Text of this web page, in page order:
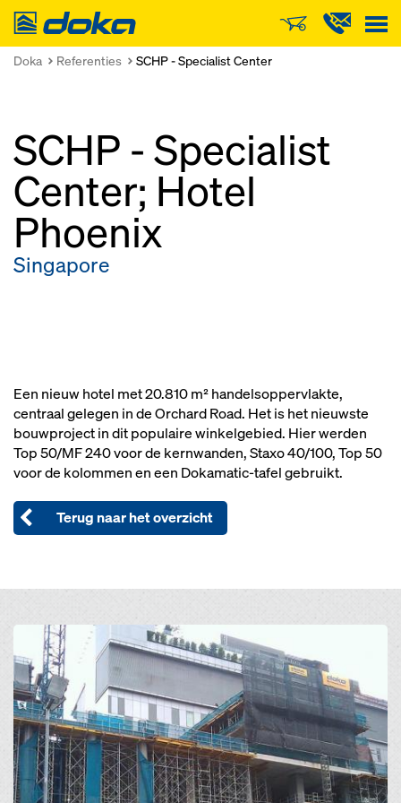
Doka
Doka Referenties SCHP - Specialist Center
SCHP - Specialist
Center; Hotel
Phoenix
Singapore
Een nieuw hotel met 20.810 m² handelsoppervlakte,
centraal gelegen in de Orchard Road. Het is het nieuwste
bouwproject in dit populaire winkelgebied. Hier werden
Top 50/MF 240 voor de kernwanden, Staxo 40/100, Top 50
voor de kolommen en een Dokamatic-tafel gebruikt.
Terug naar het overzicht